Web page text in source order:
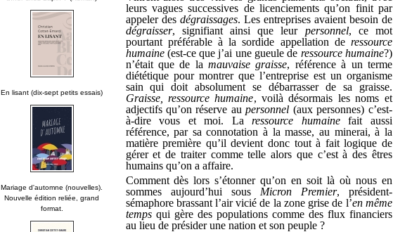
En lisant (dix-sept petits essais)
Mariage d'automne (nouvelles).
Nouvelle édition reliée, grand
format.
leurs vagues successives de licenciements qu’on finit par
appeler des dégraissages. Les entreprises avaient besoin de
dégraisser, signifiant ainsi que leur personnel, ce mot
pourtant préférable à la sordide appellation de ressource
humaine(est-ce que j’ai une gueule de ressource humaine?)
n’était que de lamauvaise graisse, référence à un terme
diététique pour montrer que l’entreprise est un organisme
sain qui doit absolument se débarrasser de sa graisse.
Graisse, ressource humaine, voilà désormais les noms et
adjectifs qu’on réserve aupersonnel (aux personnes) c’est-
à-dire vous et moi. Laressource humainefait aussi
référence, par sa connotation à la masse, au minerai, à la
matière première qu’il devient donc tout à fait logique de
gérer et de traiter comme telle alors que c’est à des êtres
humains qu’on a affaire.
Comment dès lors s’étonner qu’on en soit là où nous en
sommes aujourd’hui sous Micron Premier, président-
sémaphore brassant l’air vicié de la zone grise de l’en même
tempsqui gère des populations comme des flux financiers
au lieu de présider une nation et son peuple ?